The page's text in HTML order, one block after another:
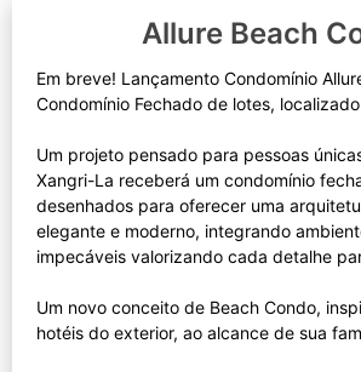
Allure Beach
Em breve! Lançamento Condomínio
Condomínio Fechado de lotes,
Um projeto pensado para pessoas
Xangri-La receberá um condomínio
desenhados para oferecer uma
elegante e moderno, integrando
impecáveis valorizando cada detalhe
Um novo conceito de Beach Condo,
hotéis do exterior, ao alcance de sua